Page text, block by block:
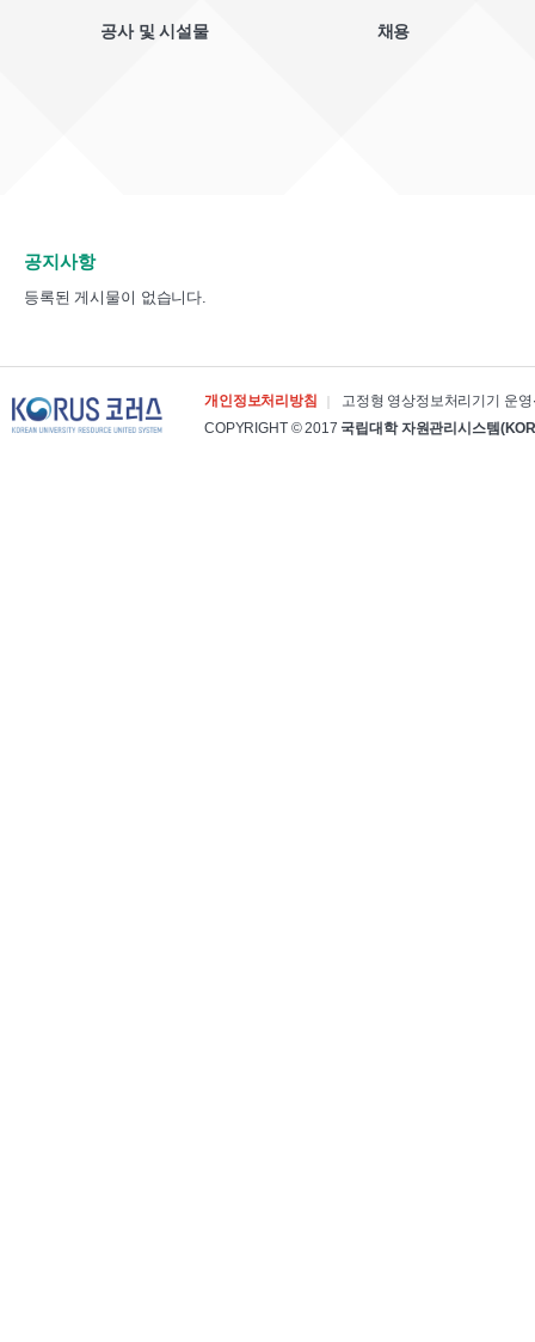
공사 및 시설물 채용
공지사항
등록된 게시물이 없습니다.
개인정보처리방침
고정형 영상정보처리기기 운영
COPYRIGHT © 2017 국립대학 자원관리시스템